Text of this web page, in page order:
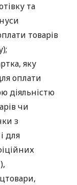
та
товарів
яку
оплати
діяльністю
чи
з
для